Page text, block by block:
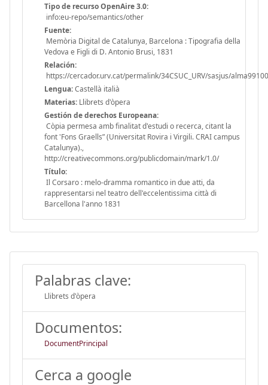
Tipo de recurso OpenAire 3.0:
info:eu-repo/semantics/other
Fuente:
Memòria Digital de Catalunya, Barcelona : Tipografia della
Vedova e Figli di D. Antonio Brusi, 1831
Relación:
https://cercador.urv.cat/permalink/34CSUC_URV/sasjus/
Lengua:Castellà italià
Materias: Llibrets d'òpera
Gestión de derechos Europeana:
Còpia permesa amb finalitat d'estudi o recerca, citant la
font 'Fons Graells” (Universitat Rovira i Virgili. CRAI campus
Catalunya).,
http://creativecommons.org/publicdomain/mark/1.0/
Título:
Il Corsaro : melo-dramma romantico in due atti, da
rappresentarsi nel teatro dell'eccelentissima città di
Barcellona l'anno 1831
Palabras clave:
Llibrets d'òpera
Documentos:
DocumentPrincipal
Cerca a google